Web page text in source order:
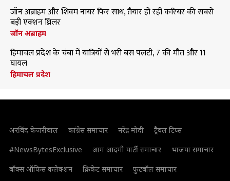
जॉन अब्राहम और शिवम नायर फिर साथ, तैयार हो रही करियर की सबसे
बड़ी एक्शन थ्रिलर
जॉन अब्राहम
हिमाचल प्रदेश के चंबा में यात्रियों से भरी बस पलटी, 7 की मौत और 11
घायल
हिमाचल प्रदेश
अरविंद केजरीवाल कांग्रेस समाचार नरेंद्र मोदी
ट्रैवल टिप्स
#NewsBytesExclusive
आम आदमी पार्टी समाचार
भाजपा समाचार
बॉक्स ऑफिस कलेक्शन
क्रिकेट समाचार फुटबॉल समाचार